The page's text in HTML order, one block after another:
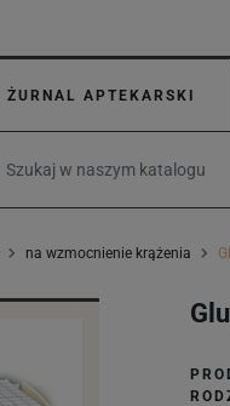
ŻURNAL APTEKARSKI
na wzmocnienie krążenia